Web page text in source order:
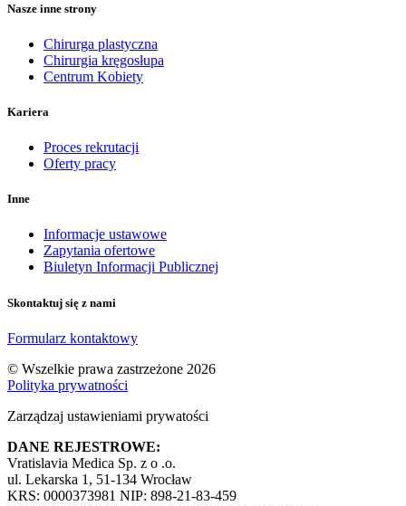
Nasze inne strony
Chirurga plastyczna
Chirurgia kręgosłupa
Centrum Kobiety
Kariera
Proces rekrutacji
Oferty pracy
Inne
Informacje ustawowe
Zapytania ofertowe
Biuletyn Informacji Publicznej
Skontaktuj się z nami
Formularz kontaktowy
© Wszelkie prawa zastrzeżone 2026
Polityka prywatności
Zarządzaj ustawieniami prywatości
DANE REJESTROWE:
Vratislavia Medica Sp. z o .o.
ul. Lekarska 1, 51-134 Wrocław
KRS: 0000373981 NIP: 898-21-83-459